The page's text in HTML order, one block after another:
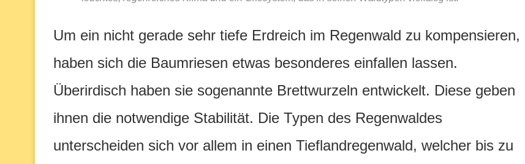
Um ein nicht gerade sehr tiefe Erdreich im Regenwald zu kompensieren,
haben sich die Baumriesen etwas besonderes einfallen lassen.
Überirdisch haben sie sogenannte Brettwurzeln entwickelt. Diese geben
ihnen die notwendige Stabilität. Die Typen des Regenwaldes
unterscheiden sich vor allem in einen Tieflandregenwald, welcher bis zu